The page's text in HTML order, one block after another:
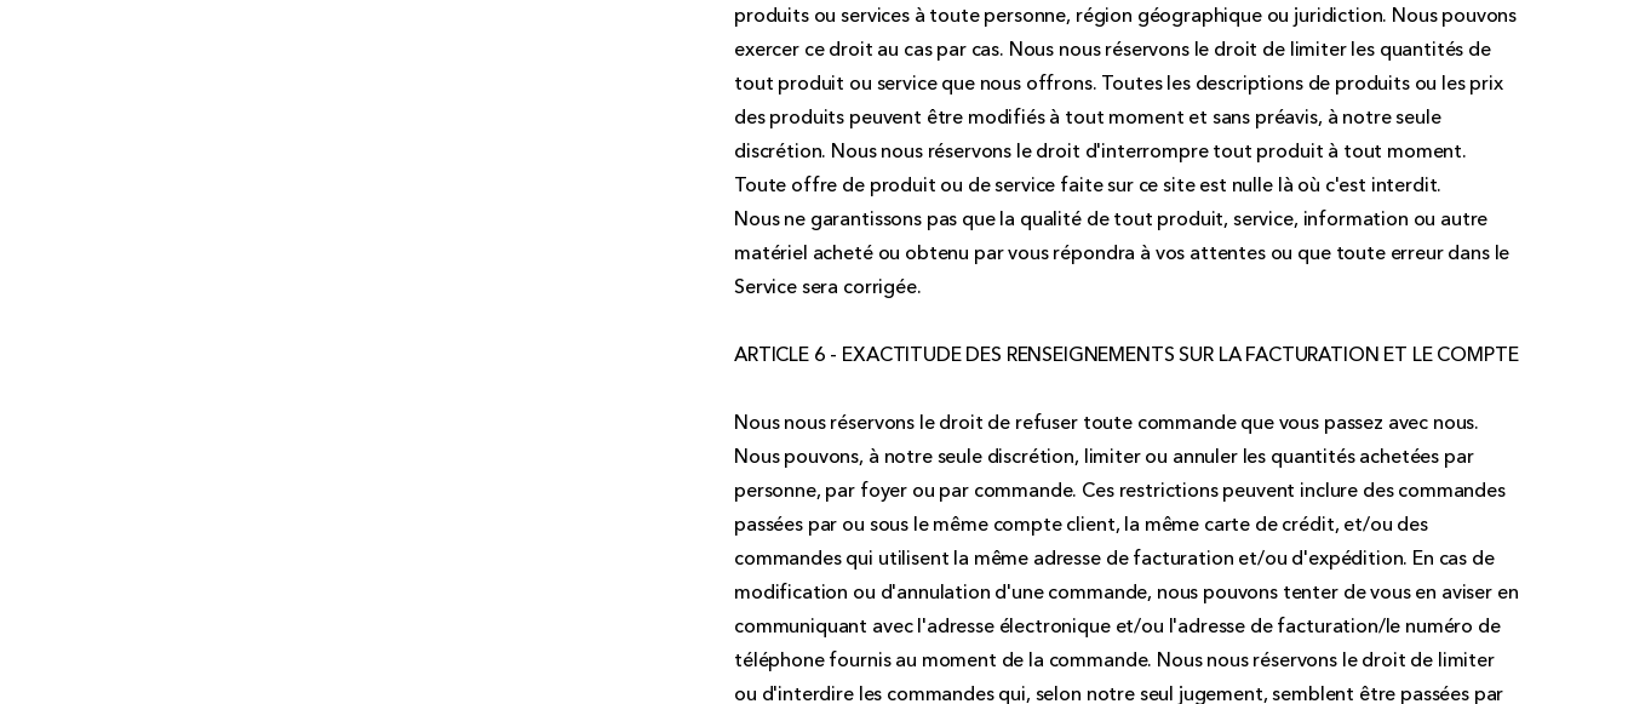
produits ou services à toute personne, région géographique ou juridiction. Nous pouvons
exercer ce droit au cas par cas. Nous nous réservons le droit de limiter les quantités de
tout produit ou service que nous offrons. Toutes les descriptions de produits ou les prix
des produits peuvent être modifiés à tout moment et sans préavis, à notre seule
discrétion. Nous nous réservons le droit d'interrompre tout produit à tout moment.
Toute offre de produit ou de service faite sur ce site est nulle là où c'est interdit.
Nous ne garantissons pas que la qualité de tout produit, service, information ou autre
matériel acheté ou obtenu par vous répondra à vos attentes ou que toute erreur dans le
Service sera corrigée.
ARTICLE 6 - EXACTITUDE DES RENSEIGNEMENTS SUR LA FACTURATION ET LE COMPTE
Nous nous réservons le droit de refuser toute commande que vous passez avec nous.
Nous pouvons, à notre seule discrétion, limiter ou annuler les quantités achetées par
personne, par foyer ou par commande. Ces restrictions peuvent inclure des commandes
passées par ou sous le même compte client, la même carte de crédit, et/ou des
commandes qui utilisent la même adresse de facturation et/ou d'expédition. En cas de
modification ou d'annulation d'une commande, nous pouvons tenter de vous en aviser en
communiquant avec l'adresse électronique et/ou l'adresse de facturation/le numéro de
téléphone fournis au moment de la commande. Nous nous réservons le droit de limiter
ou d'interdire les commandes qui, selon notre seul jugement, semblent être passées par